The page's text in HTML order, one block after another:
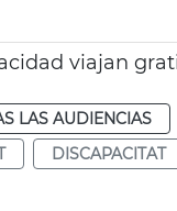
viajan
LAS AUDIENCIAS
DISCAPACITAT